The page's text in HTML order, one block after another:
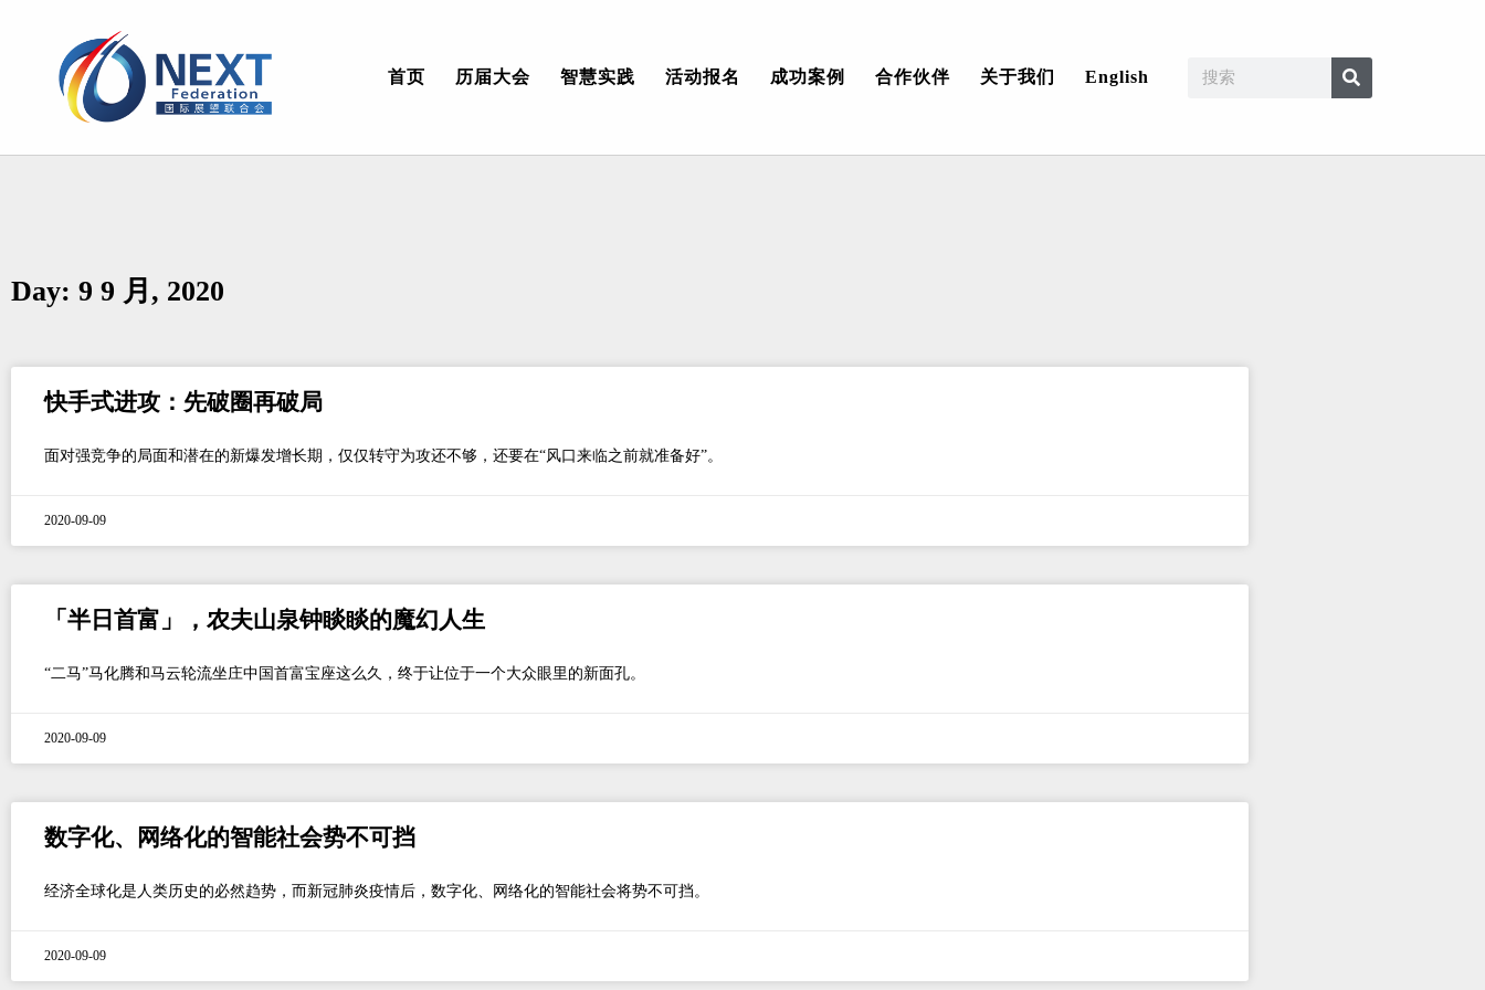
首页 历届大会 智慧实践 活动报名 成功案例 合作伙伴 关于我们 English
Day: 9 9 月, 2020
快手式进攻：先破圈再破局
面对强竞争的局面和潜在的新爆发增长期，仅仅转守为攻还不够，还要在“风口来临之前就准备好”。​
2020-09-09
「半日首富」，农夫山泉钟睒睒的魔幻人生
“二马”马化腾和马云轮流坐庄中国首富宝座这么久，终于让位于一个大众眼里的新面孔。
2020-09-09
数字化、网络化的智能社会势不可挡
经济全球化是人类历史的必然趋势，而新冠肺炎疫情后，数字化、网络化的智能社会将势不可挡。
2020-09-09